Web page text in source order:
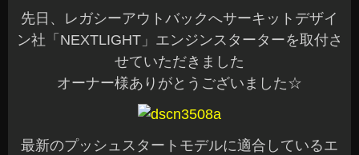
先日、レガシーアウトバックへサーキットデザイ
ン社「NEXTLIGHT」エンジンスターターを取付さ
せていただきました
オーナー様ありがとうございました☆
最新のプッシュスタートモデルに適合しているエ